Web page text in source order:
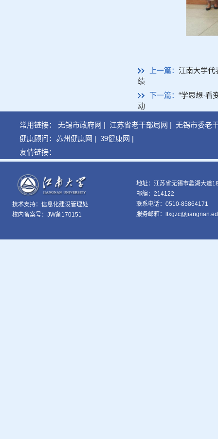
上一篇： 江南大学代
绩
下一篇： “学思想·看
动
常用链接： 无锡市政府网 | 江苏省老干部局网 | 无锡市委老
健康顾问： 苏州健康网 | 39健康网 |
友情链接：
技术支持： 信息化建设管理处
校内备案号：JW备170151
地址：江苏省无锡市蠡湖大道
邮编：214122
联系电话：0510-85864171
服务邮箱：